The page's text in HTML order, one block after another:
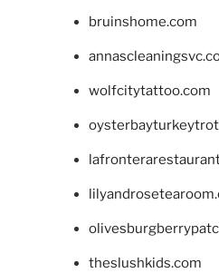
bruinshome.com
wolfcitytattoo.com
theslushkids.com